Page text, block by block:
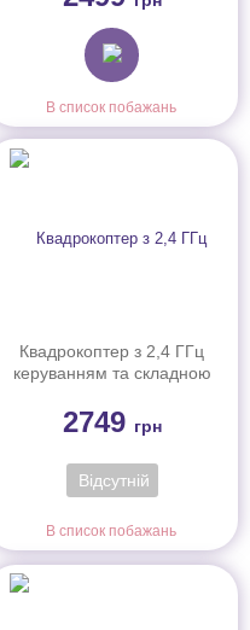
В список побажань
Квадрокоптер з 2,4 ГГц
керуванням та складною
2749 грн
Відсутній
В список побажань